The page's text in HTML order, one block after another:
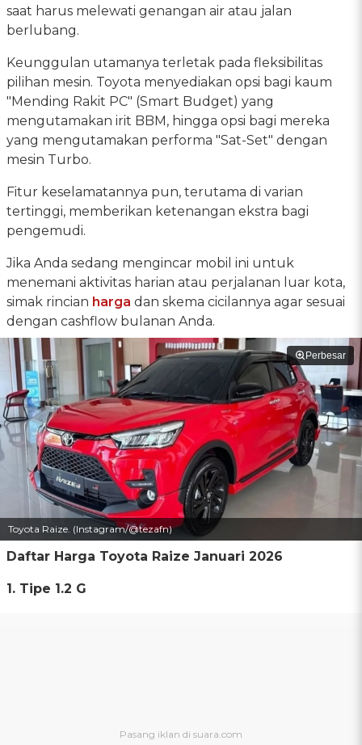
saat harus melewati genangan air atau jalan
berlubang.
Keunggulan utamanya terletak pada fleksibilitas
pilihan mesin. Toyota menyediakan opsi bagi kaum
"Mending Rakit PC" (Smart Budget) yang
mengutamakan irit BBM, hingga opsi bagi mereka
yang mengutamakan performa "Sat-Set" dengan
mesin Turbo.
Fitur keselamatannya pun, terutama di varian
tertinggi, memberikan ketenangan ekstra bagi
pengemudi.
Jika Anda sedang mengincar mobil ini untuk
menemani aktivitas harian atau perjalanan luar kota,
simak rincian harga dan skema cicilannya agar sesuai
dengan cashflow bulanan Anda.
Perbesar
Toyota Raize. (Instagram/@tezafn)
Daftar Harga Toyota Raize Januari 2026
1. Tipe 1.2 G